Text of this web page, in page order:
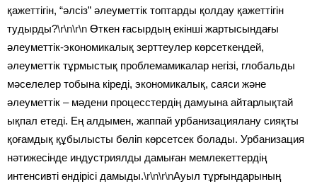
қажеттігін, “әлсіз” әлеуметтік топтарды қолдау қажеттігін
тудырды?\r\n\r\n Өткен ғасырдың екінші жартысындағы
әлеуметтік-экономикалық зерттеулер көрсеткендей,
әлеуметтік тұрмыстық проблемамикалар негізі, глобальды
мәселелер тобына кіреді, экономикалық, саяси және
әлеуметтік – мәдени процесстердің дамуына айтарлықтай
ықпал етеді. Ең алдымен, жаппай урбанизациялану сияқты
қоғамдық құбылысты бөліп көрсетсек болады. Урбанизация
нәтижесінде индустриялды дамыған мемлекеттердің
интенсивті өндірісі дамыды.\r\n\r\nАуыл тұрғындарының